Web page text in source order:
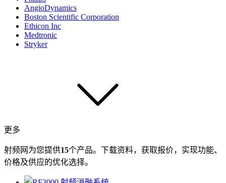
AngioDynamics
Boston Scientific Corporation
Ethicon Inc
Medtronic
Stryker
更多
射频网为您提供15个产品。下载资料，获取报价，实现功能、
价格及供应的优化选择。